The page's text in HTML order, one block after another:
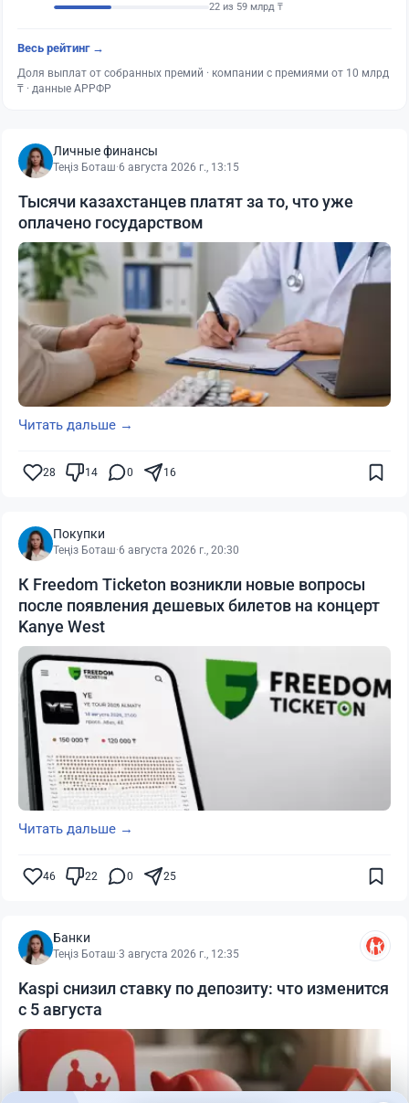
22 из 59 млрд ₸
Весь рейтинг →
Доля выплат от собранных премий · компании с премиями от 10 млрд
₸ · данные АРРФР
Личные финансы
Теңіз Боташ·6 августа 2026 г., 13:15
Тысячи казахстанцев платят за то, что уже
оплачено государством
Читать дальше →
28 14 0 16
Покупки
Теңіз Боташ·6 августа 2026 г., 20:30
К Freedom Ticketon возникли новые вопросы
после появления дешевых билетов на концерт
Kanye West
Читать дальше →
46 22 0 25
Банки
Теңіз Боташ·3 августа 2026 г., 12:35
Kaspi снизил ставку по депозиту: что изменится
с 5 августа